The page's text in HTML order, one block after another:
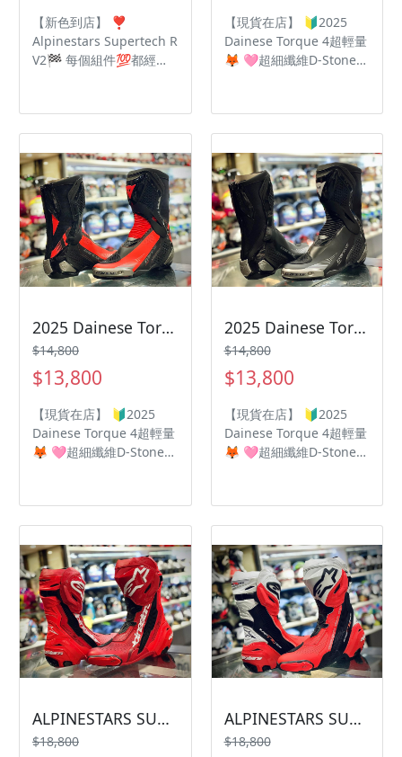
【新色到店】 ❣️
Alpinestars Supertech R
V2🏁 每個組件💯都經過
款🔥 超細纖維設計提高靈
活性🌟減輕重量🌟 重新
設計✅加厚加大脛骨 ✅
新的內靴 🗣將保護及性能
提升🔝到最高境界🆘
【現貨在店】 🔰2025
Dainese Torque 4超輕量
🦊 🩷超細纖維D-Stone™
廣有效減緩外物撞擊 💛大
面積風琴式褶皺提升舒適
度 💚TPU D-Axial 軸向防
扭轉技術 🩵外側與腳跟的
鎂合金護具 💙後拉鍊搭配
腳背魔術貼調整機構 💜
TPU熱成型護具加強防護
🖤內側快速固定繫帶 🩶
Groundtrax® 非對稱賽
道大底 🤎物理分區設計強
2025 Dainese Torque 4超輕量
$14,800
$13,800
【現貨在店】 🔰2025
Dainese Torque 4超輕量
🦊 🩷超細纖維D-Stone™
廣有效減緩外物撞擊 💛大
面積風琴式褶皺提升舒適
度 💚TPU D-Axial 軸向防
扭轉技術 🩵外側與腳跟的
鎂合金護具 💙後拉鍊搭配
腳背魔術貼調整機構 💜
TPU熱成型護具加強防護
🖤內側快速固定繫帶 🩶
Groundtrax® 非對稱賽
道大底 🤎物理分區設計強
2025 Dainese Torque 4超輕量
$14,800
$13,800
【現貨在店】 🔰2025
Dainese Torque 4超輕量
🦊 🩷超細纖維D-Stone™
廣有效減緩外物撞擊 💛大
面積風琴式褶皺提升舒適
度 💚TPU D-Axial 軸向防
扭轉技術 🩵外側與腳跟的
鎂合金護具 💙後拉鍊搭配
腳背魔術貼調整機構 💜
TPU熱成型護具加強防護
🖤內側快速固定繫帶 🩶
Groundtrax® 非對稱賽
道大底 🤎物理分區設計強
ALPINESTARS SUPERTECH R V2
$18,800
ALPINESTARS SUPERTECH R V2
$18,800